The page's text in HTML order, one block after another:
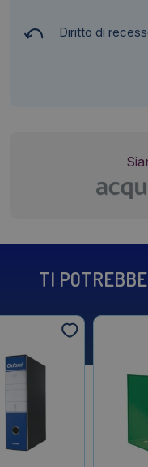
Diritto di
TI